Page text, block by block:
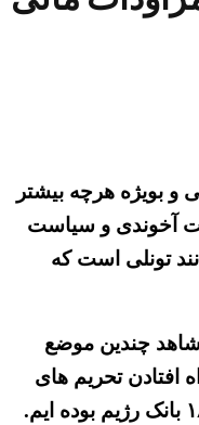
و بویژه هرچه بیشتر
آخوندی و سیاست
تونلی است که
چندین موضع
افتادن تحریم های